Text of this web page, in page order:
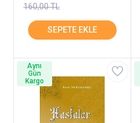
160,00 TL
Aynı
Gün
Kargo